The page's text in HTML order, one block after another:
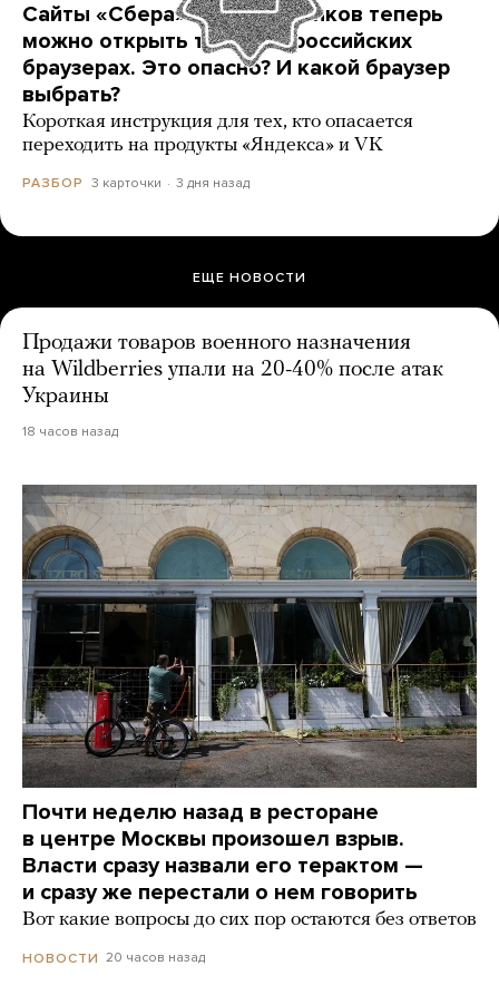
Сайты «Сбера» и других банков теперь
можно открыть только в российских
браузерах. Это опасно? И какой браузер
выбрать?
Короткая инструкция для тех, кто опасается
переходить на продукты «Яндекса» и VK
РАЗБОР 3 карточки 3 дня назад
ЕЩЕ НОВОСТИ
Продажи товаров военного назначения
на Wildberries упали на 20-40% после атак
Украины
18 часов назад
Почти неделю назад в ресторане
в центре Москвы произошел взрыв.
Власти сразу назвали его терактом —
и сразу же перестали о нем говорить
Вот какие вопросы до сих пор остаются без ответов
НОВОСТИ 20 часов назад